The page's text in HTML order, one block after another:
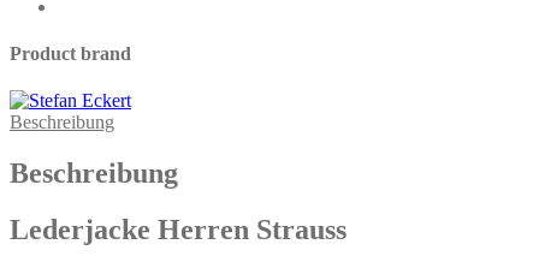
Product brand
Beschreibung
Beschreibung
Lederjacke Herren Strauss